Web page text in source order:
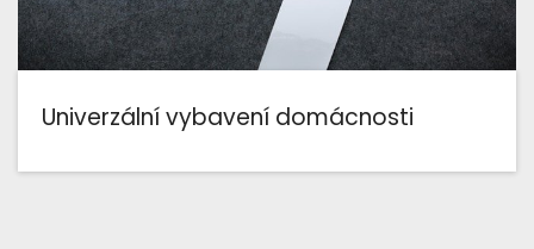
Univerzální vybavení domácnosti